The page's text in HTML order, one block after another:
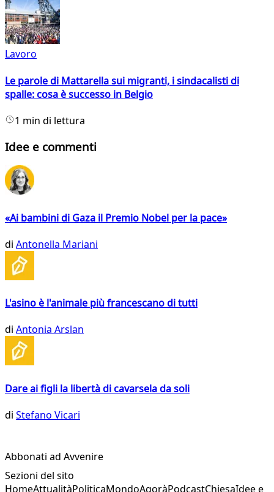
Lavoro
Le parole di Mattarella sui migranti, i sindacalisti di
spalle: cosa è successo in Belgio
1 min di lettura
Idee e commenti
«Ai bambini di Gaza il Premio Nobel per la pace»
di Antonella Mariani
L'asino è l'animale più francescano di tutti
di Antonia Arslan
Dare ai figli la libertà di cavarsela da soli
di Stefano Vicari
Abbonati ad Avvenire
Sezioni del sito
HomeAttualitàPoliticaMondoAgoràPodcastChiesaIdee e